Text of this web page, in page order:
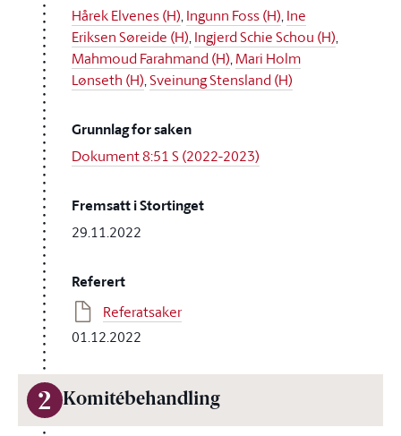
Hårek Elvenes (H),Ingunn Foss (H),Ine
Eriksen Søreide (H),Ingjerd Schie Schou (H),
Mahmoud Farahmand (H),Mari Holm
Lønseth (H),Sveinung Stensland (H)
Grunnlag for saken
Dokument 8:51 S (2022-2023)
Fremsatt i Stortinget
29.11.2022
Referert
Referatsaker
01.12.2022
2 Komitébehandling